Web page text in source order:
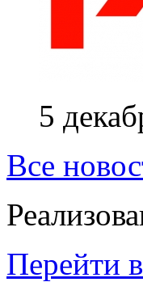
5
Все
Перейти